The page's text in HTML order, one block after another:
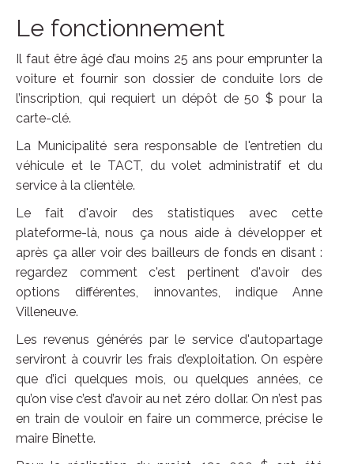
Le fonctionnement
Il faut être âgé d’au moins 25 ans pour emprunter la
voiture et fournir son dossier de conduite lors de
l’inscription, qui requiert un dépôt de 50 $ pour la
carte-clé.
La Municipalité sera responsable de l'entretien du
véhicule et le TACT, du volet administratif et du
service à la clientèle.
Le fait d'avoir des statistiques avec cette
plateforme-là, nous ça nous aide à développer et
après ça aller voir des bailleurs de fonds en disant :
regardez comment c'est pertinent d'avoir des
options différentes, innovantes, indique Anne
Villeneuve.
Les revenus générés par le service d'autopartage
serviront à couvrir les frais d’exploitation. On espère
que d’ici quelques mois, ou quelques années, ce
qu’on vise c’est d’avoir au net zéro dollar. On n’est pas
en train de vouloir en faire un commerce, précise le
maire Binette.